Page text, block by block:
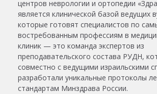
центров неврологии и ортопедии
является клинической базой ведущих
которые готовят специалистов по
востребованным профессиям в
клиник — это команда экспертов из
преподавательского состава РУДН,
совместно с ведущими израильскими
разработали уникальные протоколы
стандартам Минздрава России.